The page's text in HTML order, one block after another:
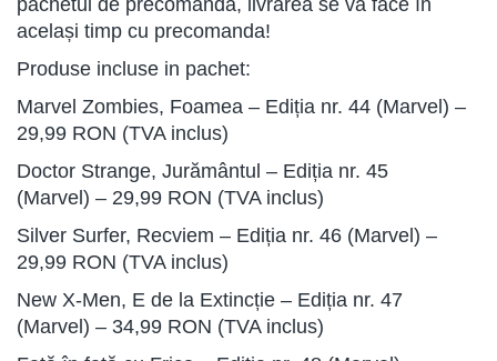
pachetul de precomandă, livrarea se va face în
același timp cu precomanda!
Produse incluse in pachet:
Marvel Zombies, Foamea – Ediția nr. 44 (Marvel) –
29,99 RON (TVA inclus)
Doctor Strange, Jurământul – Ediția nr. 45
(Marvel) – 29,99 RON (TVA inclus)
Silver Surfer, Recviem – Ediția nr. 46 (Marvel) –
29,99 RON (TVA inclus)
New X-Men, E de la Extincție – Ediția nr. 47
(Marvel) – 34,99 RON (TVA inclus)